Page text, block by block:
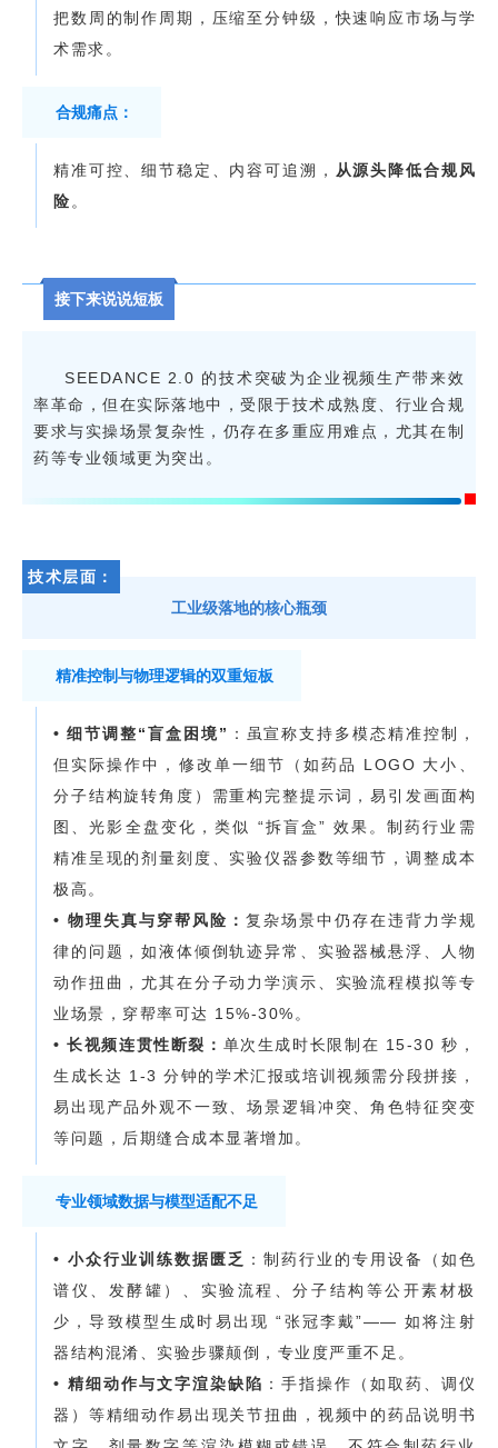
把数周的制作周期，压缩至分钟级，快速响应市场与学
术需求。
合规痛点：
精准可控、细节稳定、内容可追溯， 从源头降低合规风
险 。
接下来说说短板
SEEDANCE 2.0 的技术突破为企业视频生产带来效
率革命，但在实际落地中，受限于技术成熟度、行业合规
要求与实操场景复杂性，仍存在多重应用难点，尤其在制
药等专业领域更为突出。
技术层面：
工业级落地的核心瓶颈
精准控制与物理逻辑的双重短板
• 细节调整“盲盒 困境” ：虽宣称支持多模态精准控制，
但实际操作中，修改单一细节（如药品 LOGO 大小、
分子结构旋转角度）需重构完整提示词，易引发画面构
图、光影全盘变化，类似 “拆盲盒” 效果。制药行业需
精准呈现的剂量刻度、实验仪器参数等细节，调整成本
极高。
• 物理失真与穿帮风险： 复杂场景中仍存在违背力学规
律的问题，如液体倾倒轨迹异常、实验器械悬浮、人物
动作扭曲，尤其在分子动力学演示、实验流程模拟等专
业场景，穿帮率可达 15%-30%。
• 长视频连贯性断裂： 单次生成时长限制在 15-30 秒，
生成长达 1-3 分钟的学术汇报或培训视频需分段拼接，
易出现产品外观不一致、场景逻辑冲突、角色特征突变
等问题，后期缝合成本显著增加。
专业领域数据与模型适配不足
• 小众行业训练数据匮乏
：制药行业的专用设备（如色
谱仪、发酵罐）、实验流程、分子结构等公开素材极
少，导致模型生成时易出现 “张冠李戴”—— 如将注射
器结构混淆、实验步骤颠倒，专业度严重不足。
• 精细动作与文字渲染缺陷 ：手指操作（如取药、调仪
器）等精细动作易出现关节扭曲，视频中的药品说明书